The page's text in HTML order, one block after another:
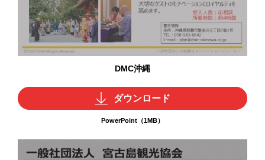
DMC沖縄
ダウンロード
PowerPoint（1MB）